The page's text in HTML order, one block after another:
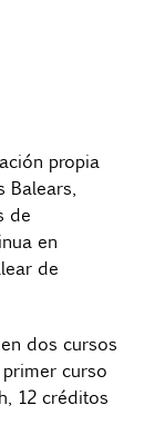
propia
Balears,
de
en
de
dos cursos
curso
12 créditos